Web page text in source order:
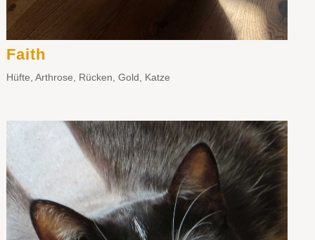
Faith
Hüfte, Arthrose, Rücken, Gold, Katze